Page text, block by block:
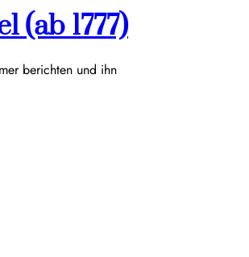
(ab 1777)
berichten und ihn